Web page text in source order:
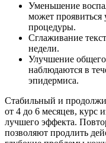
Уменьшение
может проявиться
процедуры.
Сглаживание
недели.
Улучшение
наблюдаются в
эпидермиса.
Стабильный и
от 4 до 6 месяцев, курс
лучшего эффекта.
позволяют продлить